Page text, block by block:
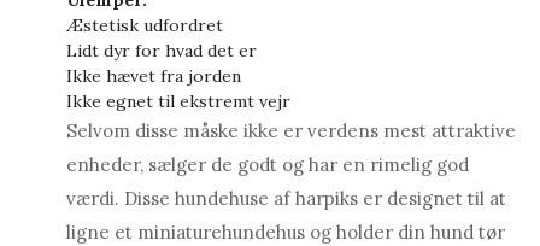
Æstetisk udfordret
Lidt dyr for hvad det er
Ikke hævet fra jorden
Ikke egnet til ekstremt vejr
Selvom disse måske ikke er verdens mest attraktive
enheder, sælger de godt og har en rimelig god
værdi. Disse hundehuse af harpiks er designet til at
ligne et miniaturehundehus og holder din hund tør